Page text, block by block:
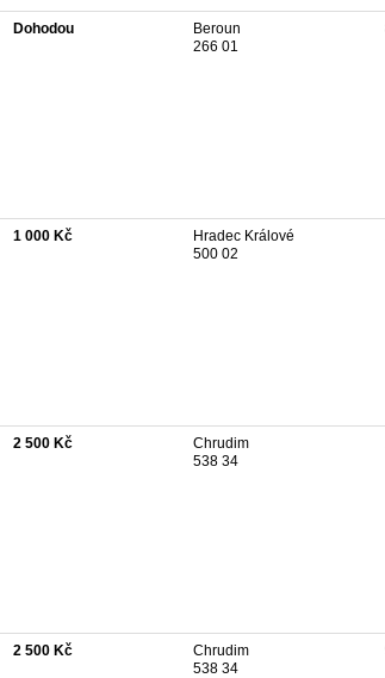
Dohodou
Beroun
266 01
1 000 Kč
Hradec Králové
500 02
2 500 Kč
Chrudim
538 34
2 500 Kč
Chrudim
538 34